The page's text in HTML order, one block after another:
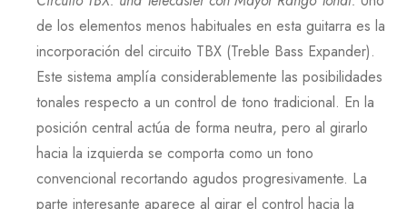
de los elementos menos habituales en esta guitarra es la
incorporación del circuito TBX (Treble Bass Expander).
Este sistema amplía considerablemente las posibilidades
tonales respecto a un control de tono tradicional. En la
posición central actúa de forma neutra, pero al girarlo
hacia la izquierda se comporta como un tono
convencional recortando agudos progresivamente. La
parte interesante aparece al girar el control hacia la